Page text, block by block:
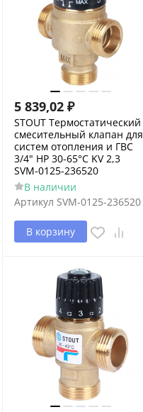
5 839,02 ₽
STOUT Термостатический
смесительный клапан для
систем отопления и ГВС
3/4" НР 30-65°С KV 2,3
SVM-0125-236520
В наличии
Артикул SVM-0125-236520
В корзину